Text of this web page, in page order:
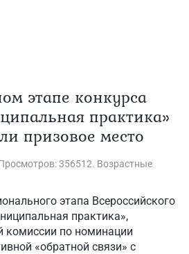
этапе конкурса
практика»
призовое место
356512. Возрастные
этапа Всероссийского
практика»,
комиссии по номинации
«обратной связи» с